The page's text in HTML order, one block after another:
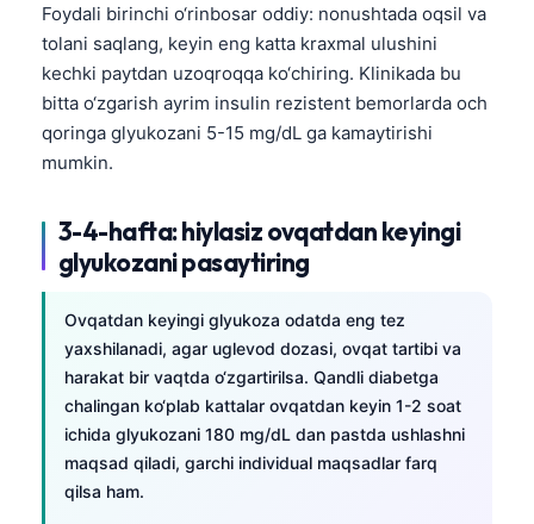
Foydali birinchi o‘rinbosar oddiy: nonushtada oqsil va
tolani saqlang, keyin eng katta kraxmal ulushini
kechki paytdan uzoqroqqa ko‘chiring. Klinikada bu
bitta o‘zgarish ayrim insulin rezistent bemorlarda och
qoringa glyukozani 5-15 mg/dL ga kamaytirishi
mumkin.
3-4-hafta: hiylasiz ovqatdan keyingi
glyukozani pasaytiring
Ovqatdan keyingi glyukoza odatda eng tez
yaxshilanadi, agar uglevod dozasi, ovqat tartibi va
harakat bir vaqtda o‘zgartirilsa. Qandli diabetga
chalingan ko‘plab kattalar ovqatdan keyin 1-2 soat
ichida glyukozani 180 mg/dL dan pastda ushlashni
maqsad qiladi, garchi individual maqsadlar farq
qilsa ham.
Basa Jawa
Cebuano
ئۇيغۇرچە
Кыргызча
Татар теле
Esperanto
Ślōnskŏ gŏdka
Norsk bokmål